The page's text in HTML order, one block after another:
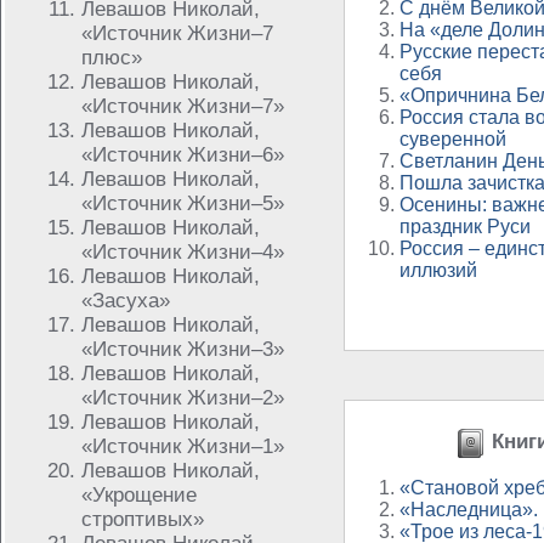
Левашов Николай,
«Источник Жизни–7
плюс»
Левашов Николай,
«Источник Жизни–7»
Левашов Николай,
«Источник Жизни–6»
Левашов Николай,
«Источник Жизни–5»
Левашов Николай,
«Источник Жизни–4»
Левашов Николай,
«Засуха»
Левашов Николай,
«Источник Жизни–3»
Левашов Николай,
«Источник Жизни–2»
Левашов Николай,
«Источник Жизни–1»
Левашов Николай,
«Укрощение
строптивых»
С днём
На «деле
Русские
себя
«Опричнина
Россия стала
суверенной
Светланин
Пошла
Осенины:
праздник Руси
Россия –
иллюзий
«Становой
«Наследница».
«Трое из леса-